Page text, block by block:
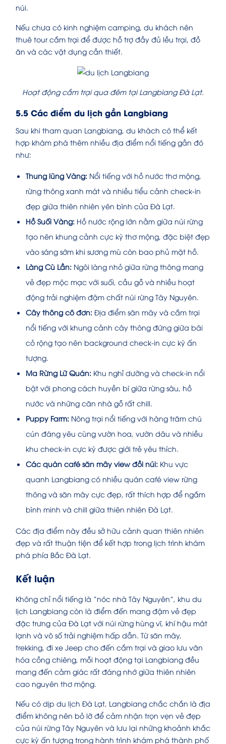
núi.
Nếu chưa có kinh nghiệm camping, du khách nên
thuê tour cắm trại để được hỗ trợ đầy đủ lều trại, đồ
ăn và các vật dụng cần thiết.
Hoạt động cắm trại qua đêm tại Langbiang Đà Lạt.
5.5 Các điểm du lịch gần Langbiang
Sau khi tham quan Langbiang, du khách có thể kết
hợp khám phá thêm nhiều địa điểm nổi tiếng gần đó
như:
Thung lũng Vàng: Nổi tiếng với hồ nước thơ mộng,
rừng thông xanh mát và nhiều tiểu cảnh check-in
đẹp giữa thiên nhiên yên bình của Đà Lạt.
Hồ Suối Vàng: Hồ nước rộng lớn nằm giữa núi rừng
tạo nên khung cảnh cực kỳ thơ mộng, đặc biệt đẹp
vào sáng sớm khi sương mù còn bao phủ mặt hồ.
Làng Cù Lần: Ngôi làng nhỏ giữa rừng thông mang
vẻ đẹp mộc mạc với suối, cầu gỗ và nhiều hoạt
động trải nghiệm đậm chất núi rừng Tây Nguyên.
Cây thông cô đơn: Địa điểm săn mây và cắm trại
nổi tiếng với khung cảnh cây thông đứng giữa bãi
cỏ rộng tạo nên background check-in cực kỳ ấn
tượng.
Ma Rừng Lữ Quán: Khu nghỉ dưỡng và check-in nổi
bật với phong cách huyền bí giữa rừng sâu, hồ
nước và những căn nhà gỗ rất chill.
Puppy Farm: Nông trại nổi tiếng với hàng trăm chú
cún đáng yêu cùng vườn hoa, vườn dâu và nhiều
khu check-in cực kỳ được giới trẻ yêu thích.
Các quán café săn mây view đồi núi: Khu vực
quanh Langbiang có nhiều quán café view rừng
thông và săn mây cực đẹp, rất thích hợp để ngắm
bình minh và chill giữa thiên nhiên Đà Lạt.
Các địa điểm này đều sở hữu cảnh quan thiên nhiên
đẹp và rất thuận tiện để kết hợp trong lịch trình khám
phá phía Bắc Đà Lạt.
Kết luận
Không chỉ nổi tiếng là “nóc nhà Tây Nguyên”, khu du
lịch Langbiang còn là điểm đến mang đậm vẻ đẹp
đặc trưng của Đà Lạt với núi rừng hùng vĩ, khí hậu mát
lạnh và vô số trải nghiệm hấp dẫn. Từ săn mây,
trekking, đi xe Jeep cho đến cắm trại và giao lưu văn
hóa cồng chiêng, mỗi hoạt động tại Langbiang đều
mang đến cảm giác rất đáng nhớ giữa thiên nhiên
cao nguyên thơ mộng.
Nếu có dịp du lịch Đà Lạt, Langbiang chắc chắn là địa
điểm không nên bỏ lỡ để cảm nhận trọn vẹn vẻ đẹp
của núi rừng Tây Nguyên và lưu lại những khoảnh khắc
cực kỳ ấn tượng trong hành trình khám phá thành phố